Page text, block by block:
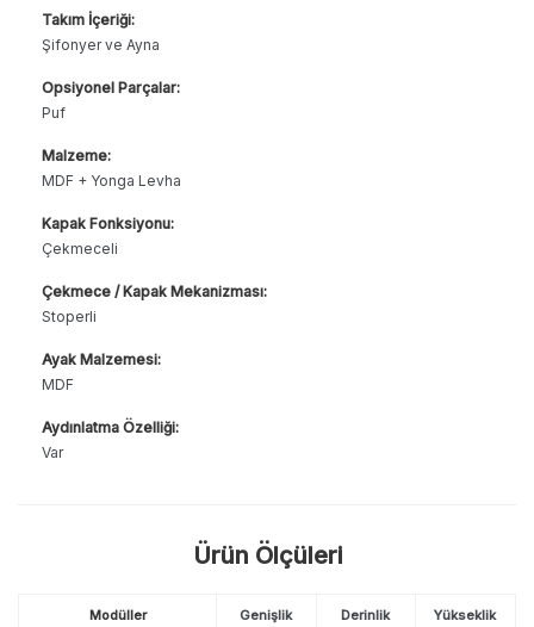
Takım İçeriği:
Şifonyer ve Ayna
Opsiyonel Parçalar:
Puf
Malzeme:
MDF + Yonga Levha
Kapak Fonksiyonu:
Çekmeceli
Çekmece / Kapak Mekanizması:
Stoperli
Ayak Malzemesi:
MDF
Aydınlatma Özelliği:
Var
Ürün Ölçüleri
Modüller Genişlik Derinlik Yükseklik